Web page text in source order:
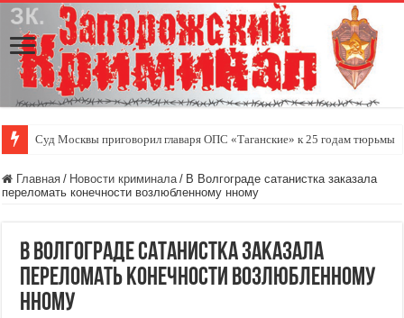
Суд Москвы приговорил главаря ОПС «Таганские» к 25 годам тюрьмы
Главная / Новости криминала / В Волгограде сатанистка заказала
переломать конечности возлюбленному нному
В Волгограде сатанистка заказала
переломать конечности возлюбленному
нному